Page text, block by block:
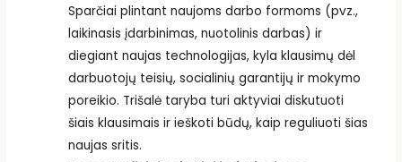
Sparčiai plintant naujoms darbo formoms (pvz.,
laikinasis įdarbinimas, nuotolinis darbas) ir
diegiant naujas technologijas, kyla klausimų dėl
darbuotojų teisių, socialinių garantijų ir mokymo
poreikio. Trišalė taryba turi aktyviai diskutuoti
šiais klausimais ir ieškoti būdų, kaip reguliuoti šias
naujas sritis.